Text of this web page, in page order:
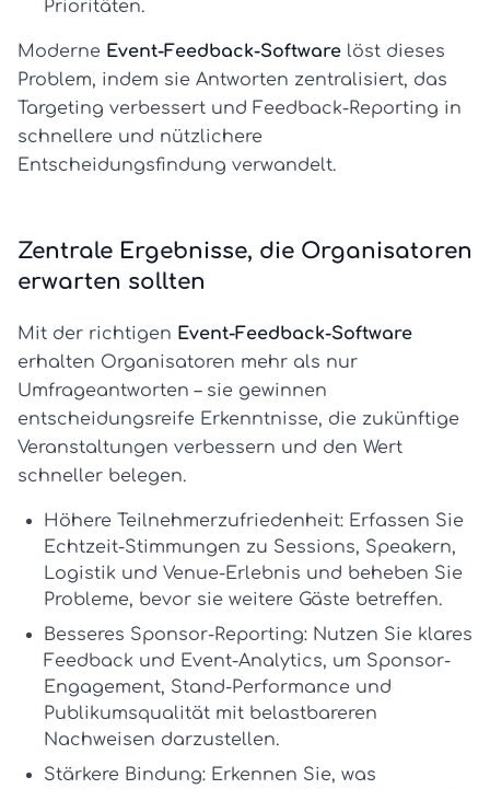
Prioritäten.
Moderne Event-Feedback-Software löst dieses
Problem, indem sie Antworten zentralisiert, das
Targeting verbessert und Feedback-Reporting in
schnellere und nützlichere
Entscheidungsfindung verwandelt.
Zentrale Ergebnisse, die Organisatoren
erwarten sollten
Mit der richtigen Event-Feedback-Software
erhalten Organisatoren mehr als nur
Umfrageantworten – sie gewinnen
entscheidungsreife Erkenntnisse, die zukünftige
Veranstaltungen verbessern und den Wert
schneller belegen.
Höhere Teilnehmerzufriedenheit: Erfassen Sie
Echtzeit-Stimmungen zu Sessions, Speakern,
Logistik und Venue-Erlebnis und beheben Sie
Probleme, bevor sie weitere Gäste betreffen.
Besseres Sponsor-Reporting: Nutzen Sie klares
Feedback und Event-Analytics, um Sponsor-
Engagement, Stand-Performance und
Publikumsqualität mit belastbareren
Nachweisen darzustellen.
Stärkere Bindung: Erkennen Sie, was